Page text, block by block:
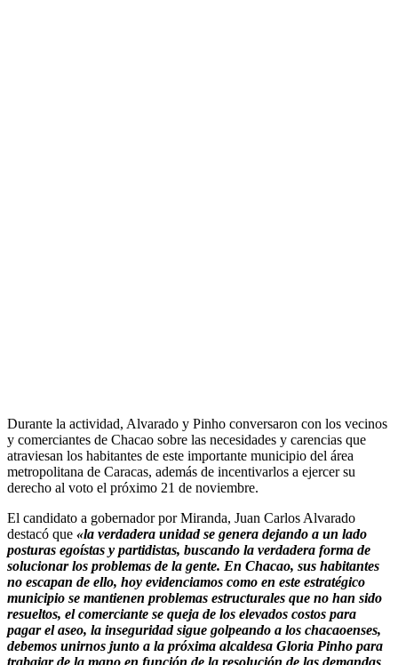
Durante la actividad, Alvarado y Pinho conversaron con los vecinos
y comerciantes de Chacao sobre las necesidades y carencias que
atraviesan los habitantes de este importante municipio del área
metropolitana de Caracas, además de incentivarlos a ejercer su
derecho al voto el próximo 21 de noviembre.
El candidato a gobernador por Miranda, Juan Carlos Alvarado
destacó que «la verdadera unidad se genera dejando a un lado
posturas egoístas y partidistas, buscando la verdadera forma de
solucionar los problemas de la gente. En Chacao, sus habitantes
no escapan de ello, hoy evidenciamos como en este estratégico
municipio se mantienen problemas estructurales que no han sido
resueltos, el comerciante se queja de los elevados costos para
pagar el aseo, la inseguridad sigue golpeando a los chacaoenses,
debemos unirnos junto a la próxima alcaldesa Gloria Pinho para
trabajar de la mano en función de la resolución de las demandas